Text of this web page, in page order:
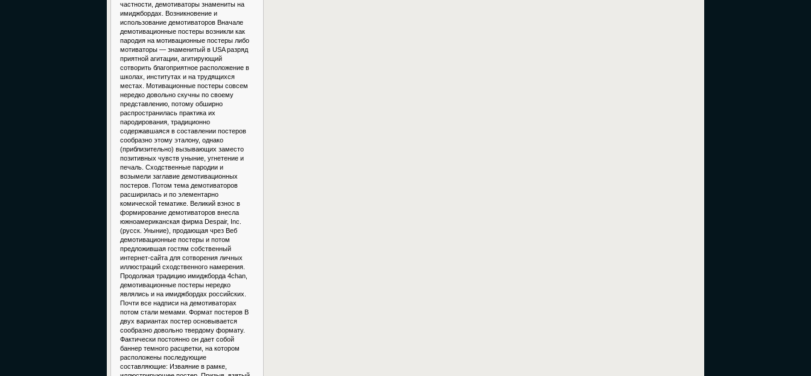
частности, демотиваторы знамениты на
имиджбордах. Возникновение и
использование демотиваторов Вначале
демотивационные постеры возникли как
пародия на мотивационные постеры либо
мотиваторы — знаменитый в USA разряд
приятной агитации, агитирующий
сотворить благоприятное расположение в
школах, институтах и на трудящихся
местах. Мотивационные постеры совсем
нередко довольно скучны по своему
представлению, потому обширно
распространилась практика их
пародирования, традиционно
содержавшаяся в составлении постеров
сообразно этому эталону, однако
(приблизительно) вызывающих заместо
позитивных чувств уныние, угнетение и
печаль. Сходственные пародии и
возымели заглавие демотивационных
постеров. Потом тема демотиваторов
расширилась и по элементарно
комической тематике. Великий взнос в
формирование демотиваторов внесла
южноамериканская фирма Despair, Inc.
(русск. Уныние), продающая чрез Веб
демотивационные постеры и потом
предложившая гостям собственный
интернет-сайта для сотворения личных
иллюстраций сходственного намерения.
Продолжая традицию имиджборда 4chan,
демотивационные постеры нередко
являлись и на имиджбордах российских.
Почти все надписи на демотиваторах
потом стали мемами. Формат постеров В
двух вариантах постер основывается
сообразно довольно твердому формату.
Фактически постоянно он дает собой
баннер темного расцветки, на котором
расположены последующие
составляющие: Изваяние в рамке,